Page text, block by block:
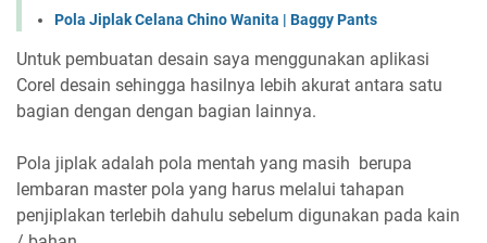
Pola Jiplak Celana Chino Wanita | Baggy Pants
Untuk pembuatan desain saya menggunakan aplikasi
Corel desain sehingga hasilnya lebih akurat antara satu
bagian dengan dengan bagian lainnya.
Pola jiplak adalah pola mentah yang masih berupa
lembaran master pola yang harus melalui tahapan
penjiplakan terlebih dahulu sebelum digunakan pada kain